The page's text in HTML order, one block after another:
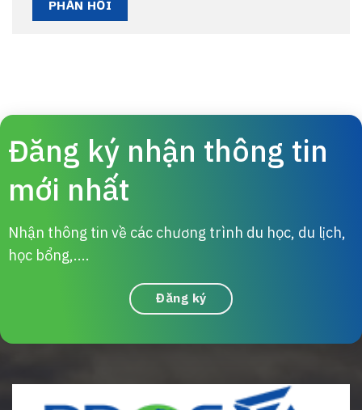
Đăng ký nhận thông tin
mới nhất
Nhận thông tin về các chương trình du học, du lịch,
học bổng,....
Đăng ký